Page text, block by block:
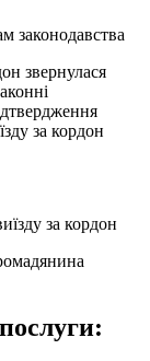
законодавства
звернулася
за кордон
за кордон